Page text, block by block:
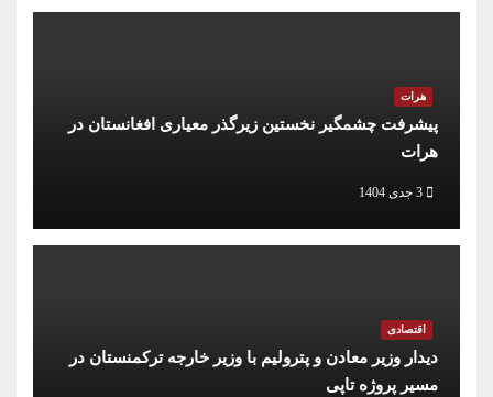
هرات
پیشرفت چشمگیر نخستین زیرگذر معیاری افغانستان در
هرات
3 جدی 1404
اقتصادی
دیدار وزیر معادن و پترولیم با وزیر خارجه ترکمنستان در
مسیر پروژه تاپی